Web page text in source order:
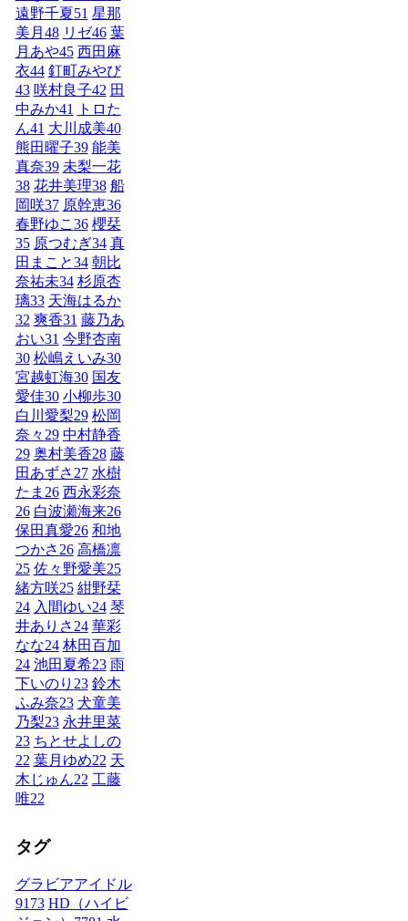
遠野千夏51 星那
美月 48 リゼ46 葉
月あや45 西田麻
衣44 釘町みやび
43 咲村良子42 田
中みか41
トロた
ん41 大川成美40
熊田曜子39 能美
真奈39 未梨一花
38 花井美理38 船
岡咲37 原幹恵36
春野ゆこ 36 櫻栞
35 原つむぎ34 真
田まこと34 朝比
奈祐未34 杉原杏
璃33 天海はるか
32 爽香31 藤乃あ
おい31 今野杏南
30 松嶋えいみ30
宮越虹海30 国友
愛佳30 小柳歩30
白川愛梨29 松岡
奈々 29 中村静香
29 奥村美香28 藤
田あずさ 27 水樹
たま 26 西永彩奈
26 白波瀬海来26
保田真愛26 和地
つかさ 26 高橋凛
25 佐々野愛美25
緒方咲25 紺野栞
24 入間ゆい24 琴
井ありさ 24 華彩
なな24 林田百加
24 池田夏希23 雨
下いのり 23 鈴木
ふみ奈23 犬童美
乃梨23 永井里菜
23 ちとせよしの
22 葉月ゆめ22 天
木じゅん22 工藤
唯22
タグ
グラビアアイドル
9173 HD（ハイビ